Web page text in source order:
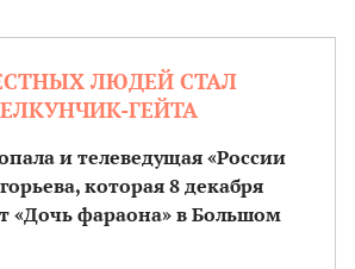
ЛЮДЕЙ СТАЛ
ГЕЙТА
и телеведущая «России
которая 8 декабря
«Дочь фараона» в Большом